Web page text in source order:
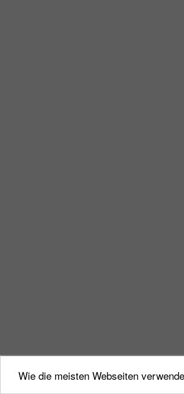
Wie die meisten Webseiten